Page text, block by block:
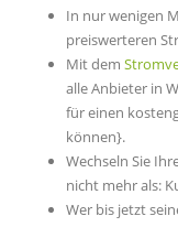
In nur wenigen
preiswerteren
Mit dem
alle Anbieter in
für einen
können}.
Wechseln Sie
nicht mehr als:
Wer bis jetzt